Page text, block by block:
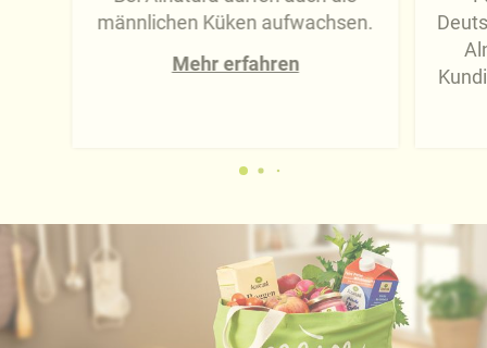
männlichen Küken aufwachsen.
Mehr erfahren